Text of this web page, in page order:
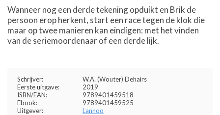
Wanneer nog een derde tekening opduikt en Brik de
persoon erop herkent, start een race tegen de klok die
maar op twee manieren kan eindigen: met het vinden
van de seriemoordenaar of een derde lijk.
Schrijver:
W.A. (Wouter) Dehairs
Eerste uitgave:
2019
ISBN/EAN:
9789401459518
Ebook:
9789401459525
Uitgever:
Lannoo